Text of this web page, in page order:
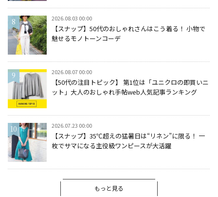
2026.08.03 00:00
【スナップ】50代のおしゃれさんはこう着る！ 小物で
魅せるモノトーンコーデ
2026.08.07 00:00
【50代の注目トピック】 第1位は「ユニクロの即買いニ
ット」大人のおしゃれ手帖web人気記事ランキング
2026.07.23 00:00
【スナップ】35℃超えの猛暑日は“リネン”に限る！ 一
枚でサマになる主役級ワンピースが大活躍
もっと見る